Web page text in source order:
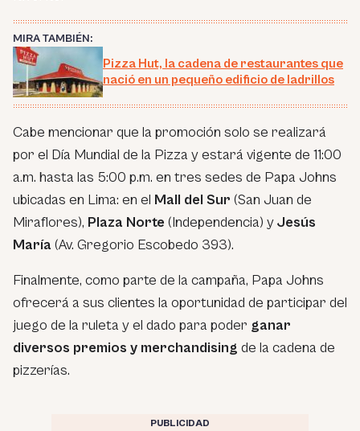
MIRA TAMBIÉN:
Pizza Hut, la cadena de restaurantes que
nació en un pequeño edificio de ladrillos
Cabe mencionar que la promoción solo se realizará
por el Día Mundial de la Pizza y estará vigente de 11:00
a.m. hasta las 5:00 p.m. en tres sedes de Papa Johns
ubicadas en Lima: en el Mall del Sur (San Juan de
Miraflores), Plaza Norte (Independencia) yJesús
María (Av. Gregorio Escobedo 393).
Finalmente, como parte de la campaña, Papa Johns
ofrecerá a sus clientes la oportunidad de participar del
juego de la ruleta y el dado para poder ganar
diversos premios y merchandising de la cadena de
pizzerías.
PUBLICIDAD